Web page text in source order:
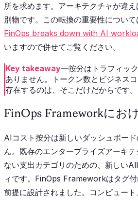
所を求めます。アーキテクチャが違
別物です。この転換の重要性について
FinOps breaks down with AI
いますので併せてご覧ください。
Key takeaway—按分はトラフィッ
ありません。トークン数とビジネス
存在するのは、そこだけだからです。
FinOps Frameworkにお
AIコスト按分は新しいダッシュボー
ん。既存のエンタープライズアーキ
ない支出カテゴリのための、新しい
ィです。FinOps Frameworkはタグ
前提に設計されました。コンピュー